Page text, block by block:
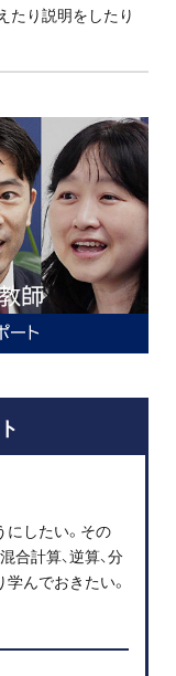
祝日)
たり説明をしたり
にしたい。その
合計算、逆算、分
んでおきたい。